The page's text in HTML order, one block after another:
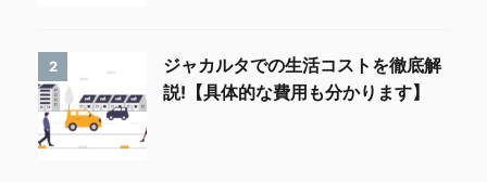
2
ジャカルタでの生活コストを徹底解
説!【具体的な費用も分かります】